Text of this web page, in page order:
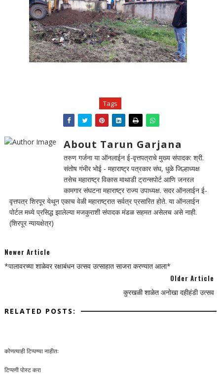
Tags
About Tarun Garjana
तरुण गर्जना या ऑनलाईन ई-वृत्तपत्राचे मुख्य संपादक: श्री.
संतोष गंभीर भोई - महाराष्ट्र पत्रकार संघ, धुळे जिल्हाध्यक्ष
तसेच महाराष्ट्र विकास माथाडी ट्रान्सपोर्ट आणि जनरल
कामगार संघटना महाराष्ट्र राज्य उपाध्यक्ष. सदर ऑनलाईन ई-
वृत्तपत्र शिरपूर येथून एकाच वेळी महाराष्ट्रात सर्वत्र प्रसारित होते. या ऑनलाईन
पोर्टल मध्ये प्रसिद्ध झालेल्या मजकुराशी संपादक मंडळ सहमत असेलच असे नाही.
(शिरपूर न्यायक्षेत्र)
Newer Article
*पालावरच्या शाळेवर रक्षाबंधन उत्सव उत्साहात साजरा करण्यात आला*
Older Article
कुरखळी शाळेत अनोखा दहीहंडी उत्सव
RELATED POSTS:
कोणत्याही टिप्पण्‍या नाहीत:
टिप्पणी पोस्ट करा